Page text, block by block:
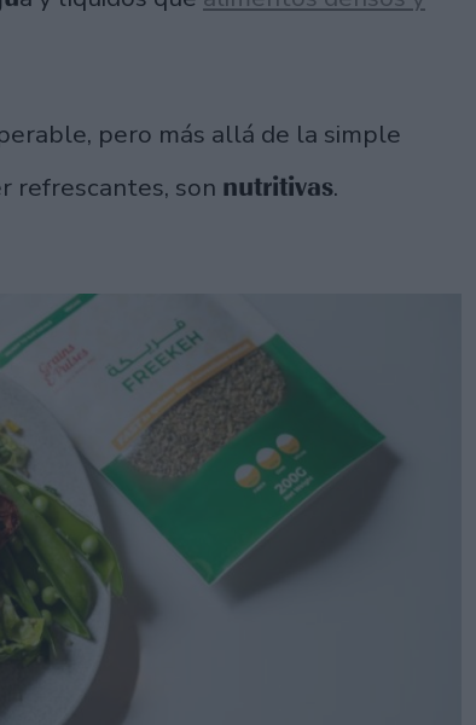
pero más allá de la simple
refrescantes, son nutritivas.